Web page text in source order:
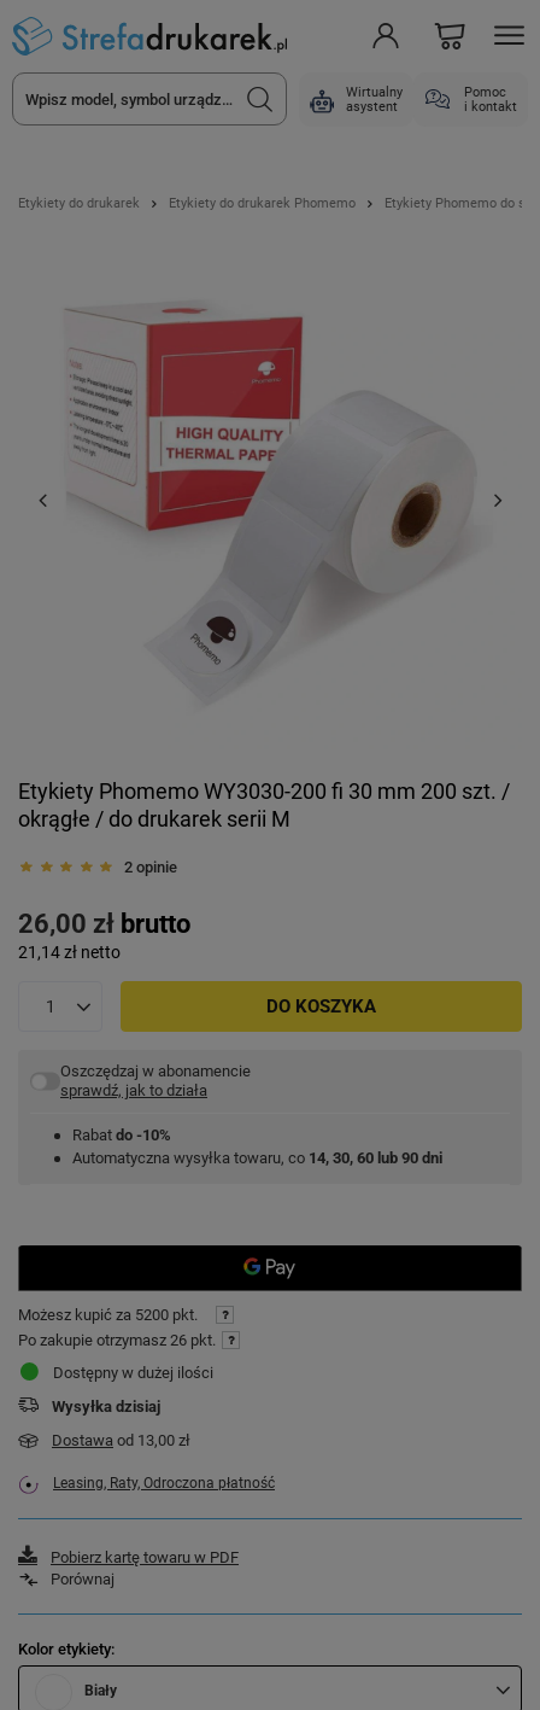
Wirtualny
asystent
Pomoc
i kontakt
Etykiety do drukarek Etykiety do drukarek Phomemo Etykiety Phomemo do
Etykiety Phomemo WY3030-200 fi 30 mm 200 szt. /
okrągłe / do drukarek serii M
2 opinie
26,00 zł brutto
21,14 zł netto
DO KOSZYKA
Oszczędzaj w abonamencie
sprawdź, jak to działa
Rabat do -10%
Automatyczna wysyłka towaru, co 14, 30, 60 lub 90 dni
Możesz kupić za 5200 pkt.
Po zakupie otrzymasz 26 pkt.
Dostępny w dużej ilości
Wysyłka dzisiaj
Dostawa od 13,00 zł
Leasing, Raty, Odroczona płatność
Pobierz kartę towaru w PDF
Porównaj
Kolor etykiety
Biały